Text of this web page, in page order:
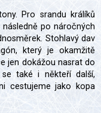
Pro srandu králíků
po náročných
Stohlavý dav
který je okamžitě
jen dokážou nasrat do
se také i někteří další,
cestujeme jako kopa